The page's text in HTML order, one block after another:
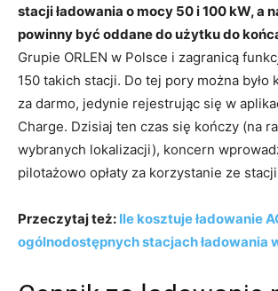
stacji ładowania o mocy 50 i 100 kW, a
powinny być oddane do użytku do
Grupie ORLEN w Polsce i zagranicą
150 takich stacji. Do tej pory można było
za darmo, jedynie rejestrując się w
Charge. Dzisiaj ten czas się kończy (na
wybranych lokalizacji), koncern
pilotażowo opłaty za korzystanie ze stacji
Przeczytaj też: Ile kosztuje ładowanie
ogólnodostępnych stacjach ładowania